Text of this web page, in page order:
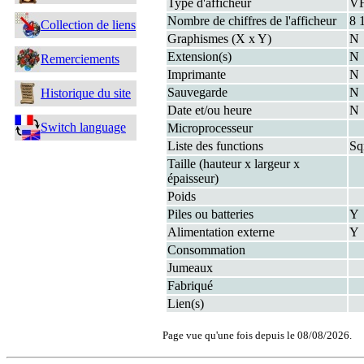
Collection de liens
Remerciements
Historique du site
Switch language
Type d'afficheur
Nombre de chiffres de l'afficheur
8
Graphismes (X x Y)
N
Extension(s)
N
Imprimante
N
Sauvegarde
N
Date et/ou heure
N
Microprocesseur
Liste des functions
Taille (hauteur x largeur x
épaisseur)
Poids
Piles ou batteries
Y
Alimentation externe
Y
Consommation
Jumeaux
Fabriqué
Lien(s)
Page vue qu'une fois depuis le 08/08/2026.